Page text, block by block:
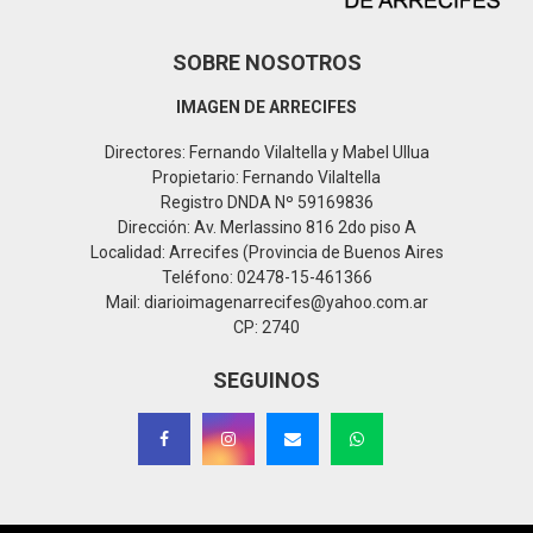
SOBRE NOSOTROS
IMAGEN DE ARRECIFES
Directores: Fernando Vilaltella y Mabel Ullua
Propietario: Fernando Vilaltella
Registro DNDA Nº 59169836
Dirección: Av. Merlassino 816 2do piso A
Localidad: Arrecifes (Provincia de Buenos Aires
Teléfono: 02478-15-461366
Mail: diarioimagenarrecifes@yahoo.com.ar
CP: 2740
SEGUINOS